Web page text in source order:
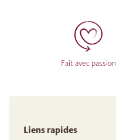
Fait avec passion
Liens rapides